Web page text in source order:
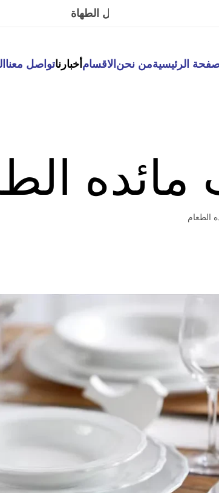
الرئيسيةمن نحن الاقسام أخبارناتواصل معنا
مائده
الطعام